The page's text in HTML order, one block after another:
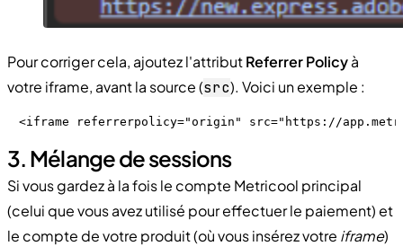
Pour corriger cela, ajoutez l'attributReferrer Policyà
votre iframe, avant la source (src). Voici un exemple :
<iframe referrerpolicy="origin" src="https://
3. Mélange de sessions
Si vous gardez à la fois le compte Metricool principal
(celui que vous avez utilisé pour effectuer le paiement) et
le compte de votre produit (où vous insérez votre iframe)